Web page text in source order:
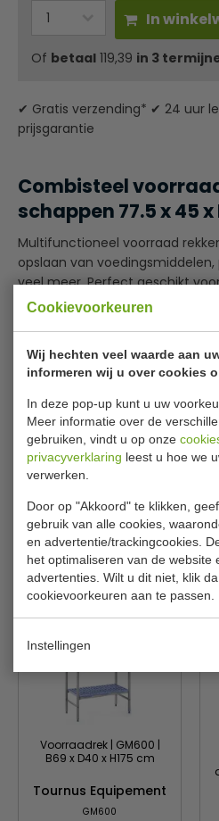
Cookievoorkeuren
Wij hechten veel waarde aan
informeren wij u over cookies
In deze pop-up kunt u uw
Meer informatie over de
gebruiken, vindt u op onze
privacyverklaring leest u hoe we
verwerken.
Door op "Akkoord" te klikken,
gebruik van alle cookies,
en advertentie/trackingcookies.
het optimaliseren van de website
advertenties. Wilt u dit niet, klik
cookievoorkeuren aan te passen.
Instellingen
In
Of betaal 119,39 in 3
✔ Gratis verzending* ✔ 24 uur
prijsgarantie
Combisteel
schappen 77.5 x 45 x
Multifunctioneel voorraad
opslaan van
veel meer. Perfect geschikt
Eenvoudige zelfmontage
Specificaties
Model
Afmeting B x D x H
Gewicht
10
Is dit iets voor jou?
Voorraadrek | GM600 |
B69 x D40 x H175 cm
Tournus Equipement
GM600